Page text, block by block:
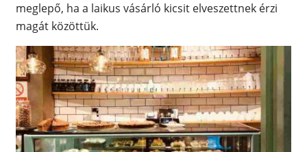
meglepő, ha a laikus vásárló kicsit elveszettnek érzi
magát közöttük.